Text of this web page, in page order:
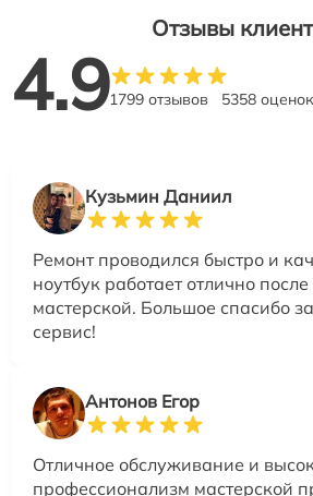
Отзывы
4.91799 отзывов 5358 оценок
Кузьмин Даниил
Ремонт проводился быстро и
ноутбук работает отлично
мастерской. Большое спасибо
сервис!
Антонов Егор
Отличное обслуживание и
профессионализм мастерской